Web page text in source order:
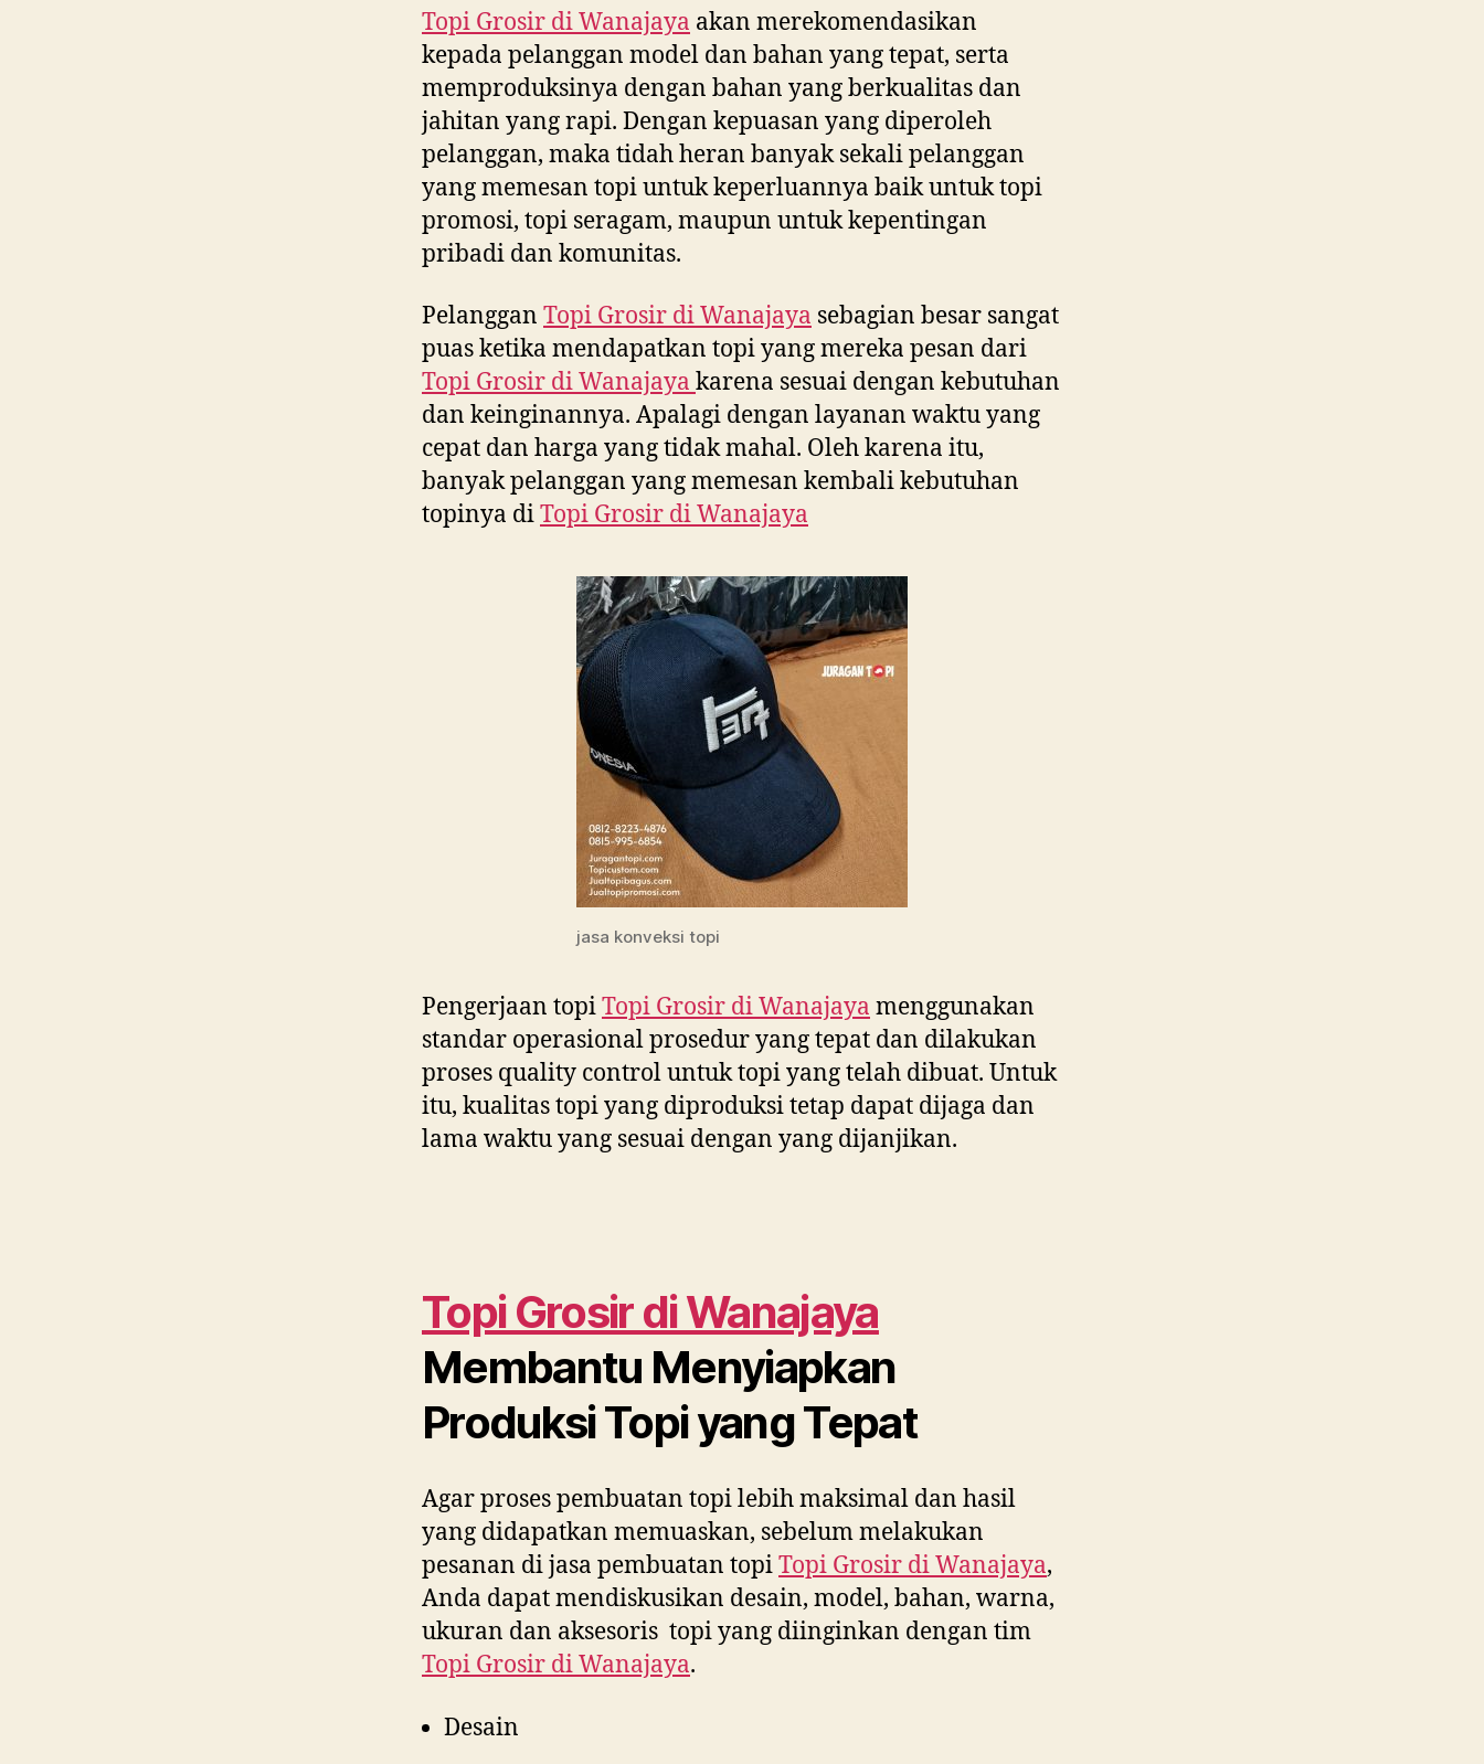
Topi Grosir diWanajaya akan merekomendasikan
kepada pelanggan model dan bahan yang tepat, serta
memproduksinya dengan bahan yang berkualitas dan
jahitan yang rapi. Dengan kepuasan yang diperoleh
pelanggan, maka tidah heran banyak sekali pelanggan
yang memesan topi untuk keperluannya baik untuk topi
promosi, topi seragam, maupun untuk kepentingan
pribadi dan komunitas.
Pelanggan Topi Grosir diWanajaya sebagian besar sangat
puas ketika mendapatkan topi yang mereka pesan dari
Topi Grosir diWanajaya karena sesuai dengan kebutuhan
dan keinginannya. Apalagi dengan layanan waktu yang
cepat dan harga yang tidak mahal. Oleh karena itu,
banyak pelanggan yang memesan kembali kebutuhan
topinya diTopi Grosir diWanajaya
jasa konveksi topi
Pengerjaan topiTopi Grosir diWanajaya menggunakan
standar operasional prosedur yang tepat dan dilakukan
proses quality control untuk topi yang telah dibuat. Untuk
itu, kualitas topi yang diproduksi tetap dapat dijaga dan
lama waktu yang sesuai dengan yang dijanjikan.
Topi Grosir diWanajaya
Membantu Menyiapkan
Produksi Topi yang Tepat
Agar proses pembuatan topi lebih maksimal dan hasil
yang didapatkan memuaskan, sebelum melakukan
pesanan di jasa pembuatan topiTopi Grosir diWanajaya,
Anda dapat mendiskusikan desain, model, bahan, warna,
ukuran dan aksesoris topi yang diinginkan dengan tim
Topi Grosir diWanajaya.
Desain